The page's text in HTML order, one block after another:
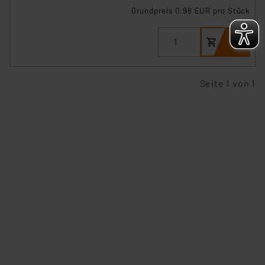
personenbezogene Daten in
Überwachungsprogrammen verarbeiten, ohne dass
hiergegen Klagemöglichkeiten für Europäer bestehen.
Unsere Kooperation mit diesen Dienstleistern stützt
Europäischen Kommission sowie einer eigenen
Grundpreis 0.98 EUR pro Stück
Seite 1 von 1